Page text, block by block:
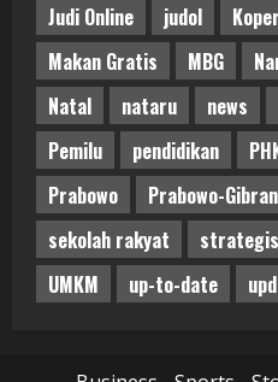
Judi Online
judol
Makan Gratis
MBG
Natal
nataru news
Pemilu
pendidikan
Prabowo
Prabowo-Gibran
sekolah rakyat
strategis
UMKM
up-to-date